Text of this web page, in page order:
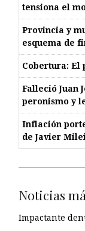
tensiona el
Provincia y
esquema de
Cobertura: El
Falleció Juan
peronismo y
Inflación
de Javier
Noticias
Impactante